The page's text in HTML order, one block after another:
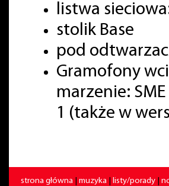
listwa
stolik Base
pod
Gramofony
marzenie:
1 (także w
strona główna muzyka listy/porady